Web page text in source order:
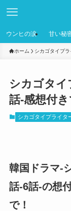
ウンヒの涙 甘い秘
ホーム シカゴタイプラ
シカゴタイ
話-感想付き
シカゴタイプライタ
韓国ドラマ-
話-6話-の想
で！